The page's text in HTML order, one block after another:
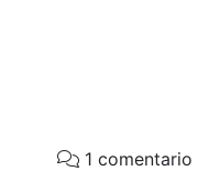
1 comentario